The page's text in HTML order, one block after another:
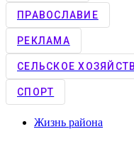
ПРАВОСЛАВИЕ
РЕКЛАМА
СЕЛЬСКОЕ
СПОРТ
Жизнь района